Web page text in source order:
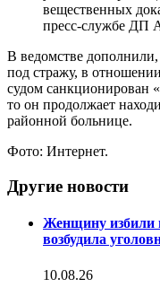
вещественных
пресс-службе ДП
В ведомстве
под стражу, в
судом санкционирован
то он продолжает
районной больнице.
Фото: Интернет.
Другие новости
Женщину избили
возбудила
10.08.26